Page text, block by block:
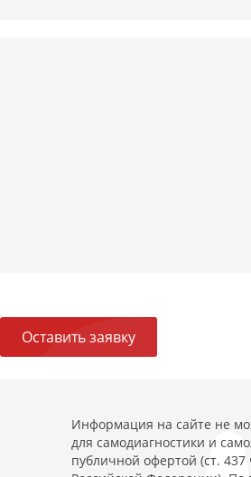
Оставить заявку
Информация на сайте не
для самодиагностики и
публичной офертой (ст. 437